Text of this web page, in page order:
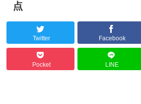
点
Twitter Facebook
Pocket LINE